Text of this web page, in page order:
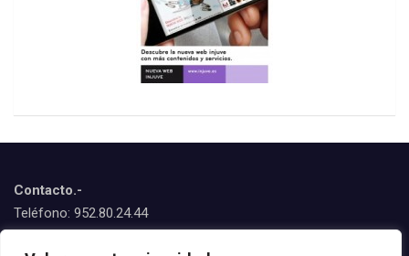
Contacto.-
Teléfono: 952.80.24.44